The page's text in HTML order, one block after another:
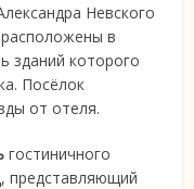
Невского
в
зданий которого
Посёлок
от отеля.
гостиничного
представляющий